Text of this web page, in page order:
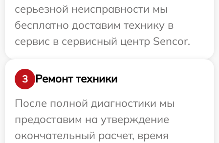
серьезной неисправности мы
бесплатно доставим технику в
сервис в сервисный центр Sencor.
3
Ремонт техники
После полной диагностики мы
предоставим на утверждение
окончательный расчет, время